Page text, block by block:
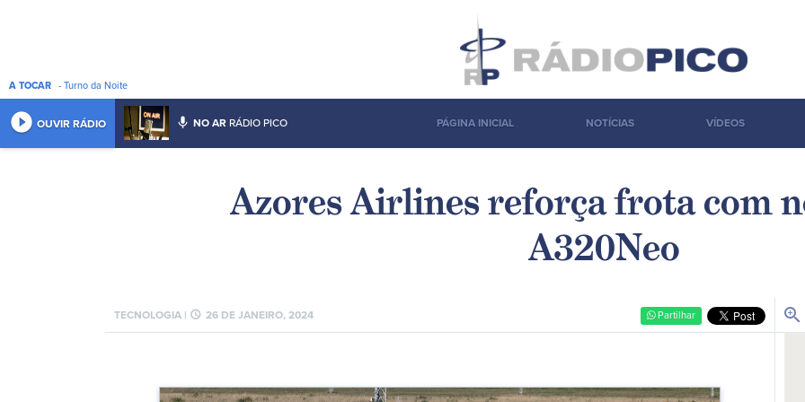
A TOCAR - Turno da Noite
play_circle_filled OUVIR RÁDIO mic NO AR RÁDIO PICO PÁGINA INICIAL NOTÍCIAS VÍDEOS
Azores Airlines reforça frota com
A320Neo
TECNOLOGIA | schedule 26 DE JANEIRO, 2024 Partilhar zoom_in